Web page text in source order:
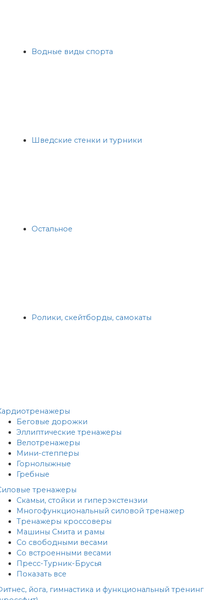
Водные виды спорта
Шведские стенки и турники
Остальное
Ролики, скейтборды, самокаты
Беговые дорожки
Эллиптические тренажеры
Велотренажеры
Мини-степперы
Горнолыжные
Гребные
тренажеры
Скамьи, стойки и гиперэкстензии
Многофункциональный силовой тренажер
Тренажеры кроссоверы
Машины Смита и рамы
Со свободными весами
Со встроенными весами
Пресс-Турник-Брусья
Показать все
йога, гимнастика и функциональный тренинг